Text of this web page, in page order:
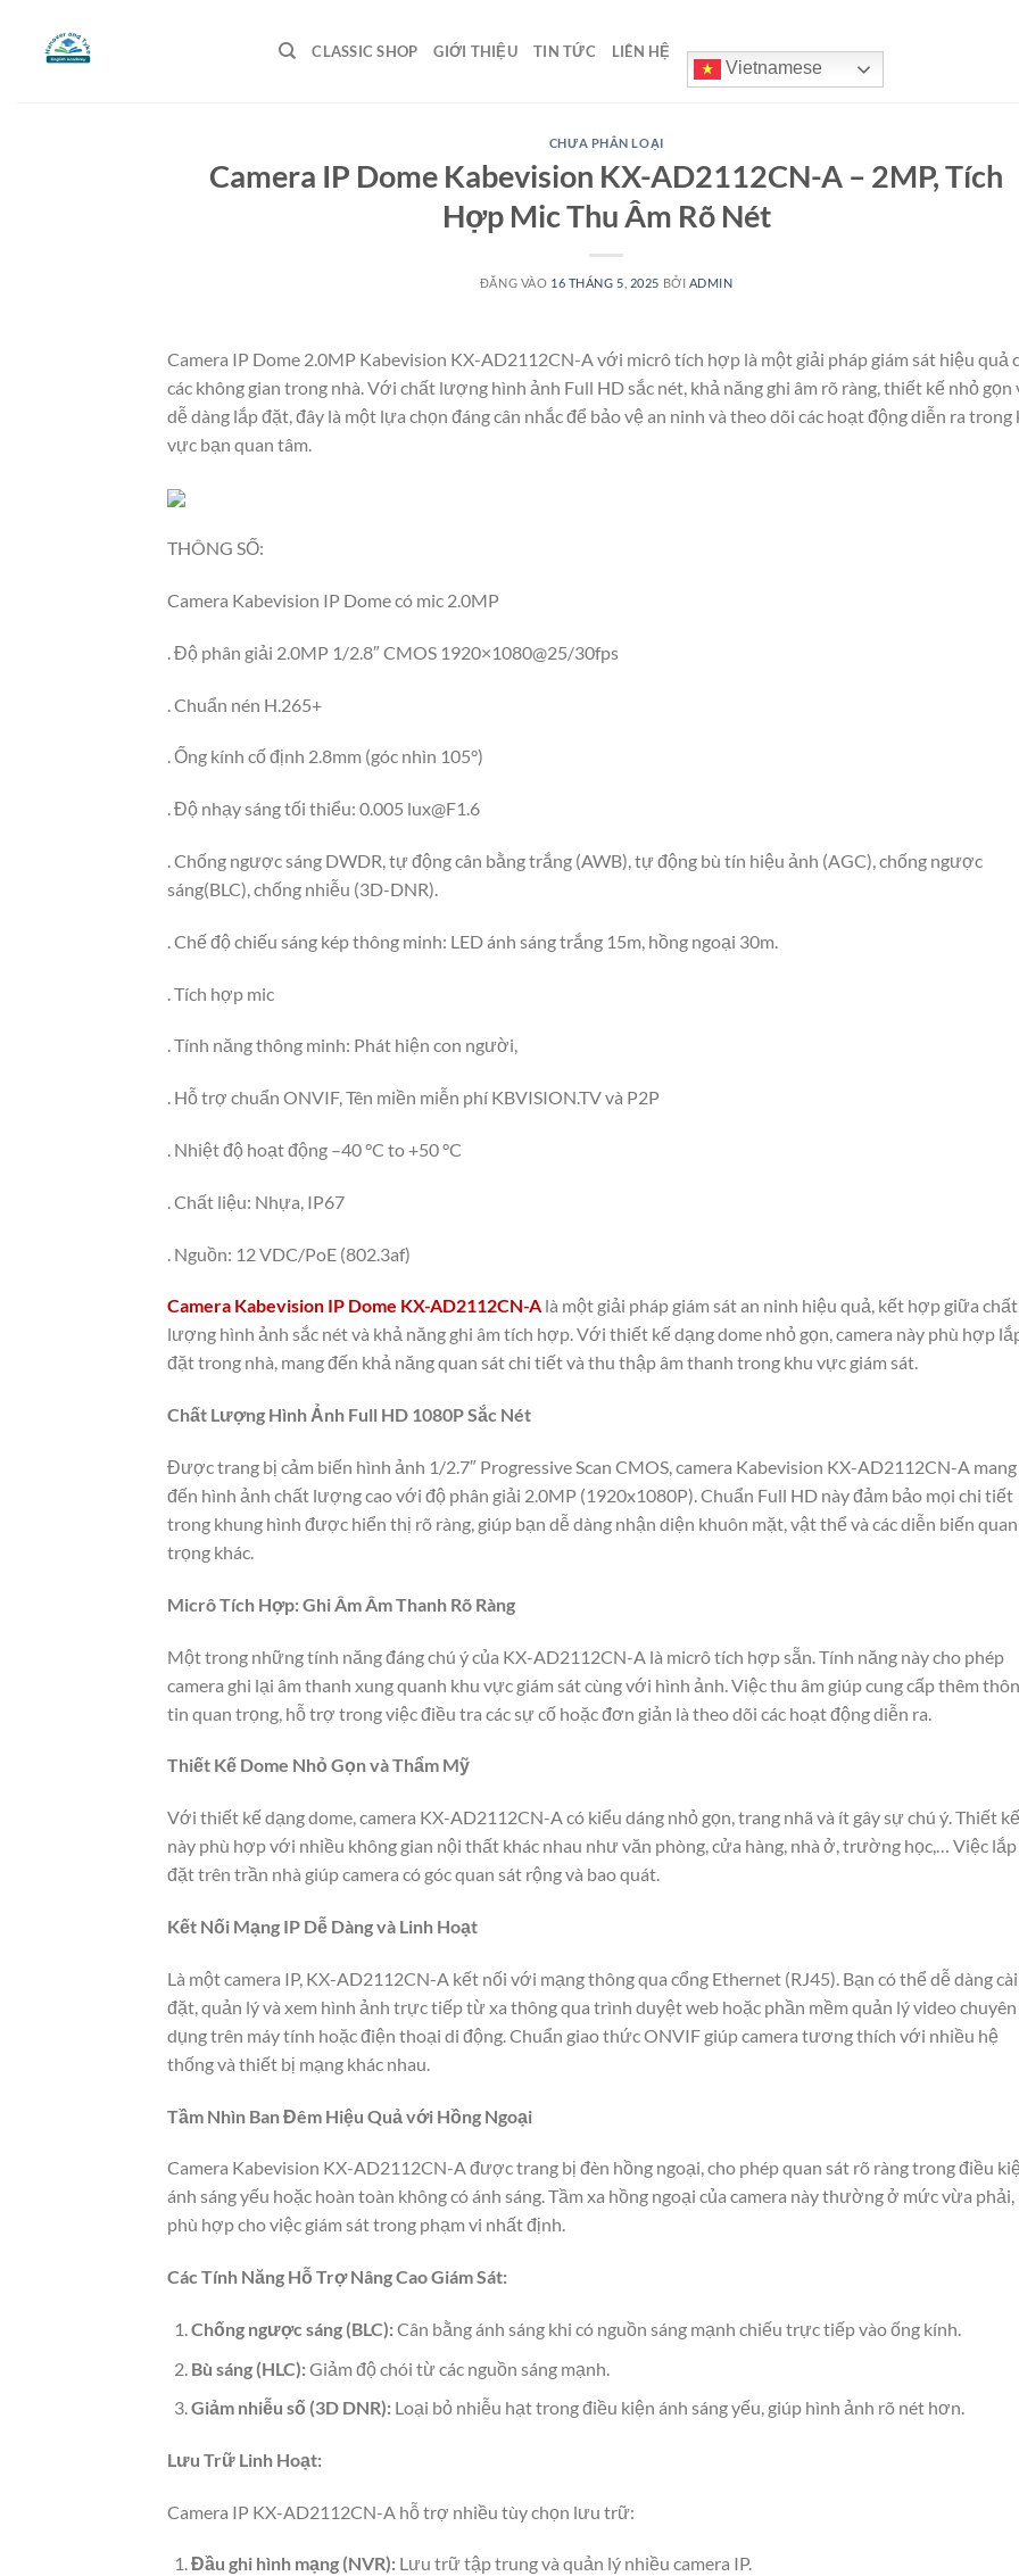
CLASSIC SHOP GIỚI THIỆU TIN TỨC LIÊN HỆ
Vietnamese
CHƯA PHÂN LOẠI
Camera IP Dome Kabevision KX-AD2112CN-A – 2MP, Tích
Hợp Mic Thu Âm Rõ Nét
ĐĂNG VÀO 16 THÁNG 5, 2025 BỞI ADMIN
Camera IP Dome 2.0MP Kabevision KX-AD2112CN-A với micrô tích hợp là một giải pháp giám sát hiệu quả
các không gian trong nhà. Với chất lượng hình ảnh Full HD sắc nét, khả năng ghi âm rõ ràng, thiết kế nhỏ gọn
dễ dàng lắp đặt, đây là một lựa chọn đáng cân nhắc để bảo vệ an ninh và theo dõi các hoạt động diễn ra trong
vực bạn quan tâm.
THÔNG SỐ:
Camera Kabevision IP Dome có mic 2.0MP
. Độ phân giải 2.0MP 1/2.8″ CMOS 1920×1080@25/30fps
. Chuẩn nén H.265+
. Ống kính cố định 2.8mm (góc nhìn 105°)
. Độ nhạy sáng tối thiểu: 0.005 lux@F1.6
. Chống ngược sáng DWDR, tự động cân bằng trắng (AWB), tự động bù tín hiệu ảnh (AGC), chống ngược
sáng(BLC), chống nhiễu (3D-DNR).
. Chế độ chiếu sáng kép thông minh: LED ánh sáng trắng 15m, hồng ngoại 30m.
. Tích hợp mic
. Tính năng thông minh: Phát hiện con người,
. Hỗ trợ chuẩn ONVIF, Tên miền miễn phí KBVISION.TV và P2P
. Nhiệt độ hoạt động –40 °C to +50 °C
. Chất liệu: Nhựa, IP67
. Nguồn: 12 VDC/PoE (802.3af)
Camera Kabevision IP Dome KX-AD2112CN-A là một giải pháp giám sát an ninh hiệu quả, kết hợp giữa chất
lượng hình ảnh sắc nét và khả năng ghi âm tích hợp. Với thiết kế dạng dome nhỏ gọn, camera này phù hợp
đặt trong nhà, mang đến khả năng quan sát chi tiết và thu thập âm thanh trong khu vực giám sát.
Chất Lượng Hình Ảnh Full HD 1080P Sắc Nét
Được trang bị cảm biến hình ảnh 1/2.7″ Progressive Scan CMOS, camera Kabevision KX-AD2112CN-A mang
đến hình ảnh chất lượng cao với độ phân giải 2.0MP (1920x1080P). Chuẩn Full HD này đảm bảo mọi chi tiết
trong khung hình được hiển thị rõ ràng, giúp bạn dễ dàng nhận diện khuôn mặt, vật thể và các diễn biến quan
trọng khác.
Micrô Tích Hợp: Ghi Âm Âm Thanh Rõ Ràng
Một trong những tính năng đáng chú ý của KX-AD2112CN-A là micrô tích hợp sẵn. Tính năng này cho phép
camera ghi lại âm thanh xung quanh khu vực giám sát cùng với hình ảnh. Việc thu âm giúp cung cấp thêm
tin quan trọng, hỗ trợ trong việc điều tra các sự cố hoặc đơn giản là theo dõi các hoạt động diễn ra.
Thiết Kế Dome Nhỏ Gọn và Thẩm Mỹ
Với thiết kế dạng dome, camera KX-AD2112CN-A có kiểu dáng nhỏ gọn, trang nhã và ít gây sự chú ý. Thiết kế
này phù hợp với nhiều không gian nội thất khác nhau như văn phòng, cửa hàng, nhà ở, trường học,… Việc lắp
đặt trên trần nhà giúp camera có góc quan sát rộng và bao quát.
Kết Nối Mạng IP Dễ Dàng và Linh Hoạt
Là một camera IP, KX-AD2112CN-A kết nối với mạng thông qua cổng Ethernet (RJ45). Bạn có thể dễ dàng cài
đặt, quản lý và xem hình ảnh trực tiếp từ xa thông qua trình duyệt web hoặc phần mềm quản lý video chuyên
dụng trên máy tính hoặc điện thoại di động. Chuẩn giao thức ONVIF giúp camera tương thích với nhiều hệ
thống và thiết bị mạng khác nhau.
Tầm Nhìn Ban Đêm Hiệu Quả với Hồng Ngoại
Camera Kabevision KX-AD2112CN-A được trang bị đèn hồng ngoại, cho phép quan sát rõ ràng trong điều
ánh sáng yếu hoặc hoàn toàn không có ánh sáng. Tầm xa hồng ngoại của camera này thường ở mức vừa phải,
phù hợp cho việc giám sát trong phạm vi nhất định.
Các Tính Năng Hỗ Trợ Nâng Cao Giám Sát:
Chống ngược sáng (BLC):Cân bằng ánh sáng khi có nguồn sáng mạnh chiếu trực tiếp vào ống kính.
Bù sáng (HLC):Giảm độ chói từ các nguồn sáng mạnh.
Giảm nhiễu số (3D DNR):Loại bỏ nhiễu hạt trong điều kiện ánh sáng yếu, giúp hình ảnh rõ nét hơn.
Lưu Trữ Linh Hoạt:
Camera IP KX-AD2112CN-A hỗ trợ nhiều tùy chọn lưu trữ:
Đầu ghi hình mạng (NVR):Lưu trữ tập trung và quản lý nhiều camera IP.